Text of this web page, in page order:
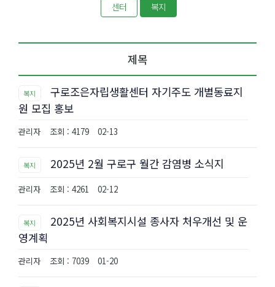
센터 복지
제목
복지
구로조은자립생활센터 자기주도 개별동료지
원 모집 홍보
관리자 조회 : 4179 02-13
복지 2025년 2월 구로구 월간 감염병 소식지
관리자 조회 : 4261 02-12
복지
2025년 사회복지시설 종사자 처우개선 및 운
영계획
관리자 조회 : 7039 01-20